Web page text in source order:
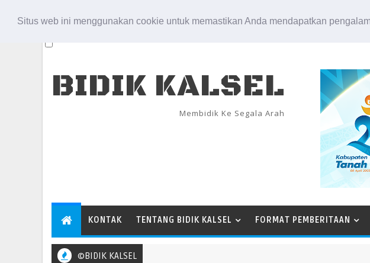
Situs web ini menggunakan cookie untuk memastikan Anda mendapatkan
BIDIK KALSEL
Membidik Ke Segala Arah
KONTAK TENTANG BIDIK KALSEL FORMAT PEMBERITAAN
©BIDIK KALSEL